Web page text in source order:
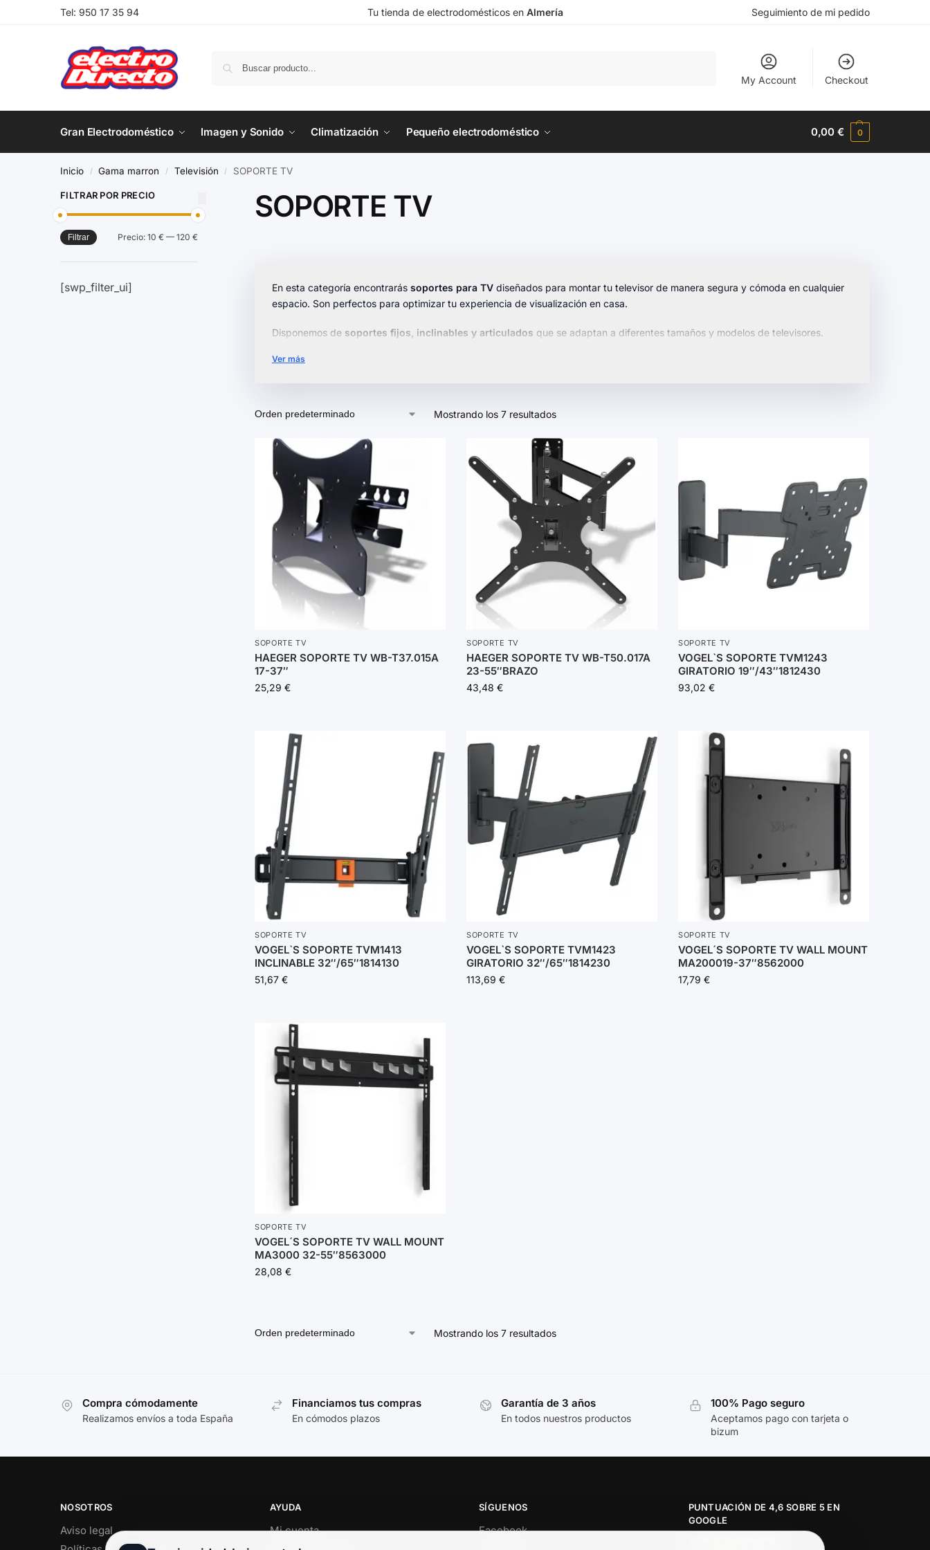
Tel: 950 17 35 94 Tu tienda de electrodomésticos en Almería Seguimiento de mi pedido
My Account Checkout
Gran Electrodoméstico Imagen y Sonido Climatización Pequeño electrodoméstico 0,00€ 0
Inicio / Gama marron / Televisión / SOPORTE TV
SOPORTE TV
En esta categoría encontrarás soportes para TVdiseñados para montar tu televisor de manera segura y cómoda en cualquier
espacio. Son perfectos para optimizar tu experiencia de visualización en casa.
Disponemos de soportes fijos, inclinables y articulados que se adaptan a diferentes tamaños y modelos de televisores.
estabilidad y estética.
con total tranquilidad.
Ver más
Mostrando los 7 resultados
SOPORTE TV
HAEGER SOPORTE TV WB-T37.015A
17-37″
25,29 €
SOPORTE TV
HAEGER SOPORTE TV WB-T50.017A
23-55″BRAZO
43,48 €
SOPORTE TV
VOGEL`S SOPORTE TVM1243
GIRATORIO 19″/43″1812430
93,02€
SOPORTE TV
VOGEL`S SOPORTE TVM1413
INCLINABLE 32″/65″1814130
51,67 €
SOPORTE TV
VOGEL`S SOPORTE TVM1423
GIRATORIO 32″/65″1814230
113,69 €
SOPORTE TV
VOGEL´S SOPORTE TV WALL MOUNT
MA200019-37″8562000
17,79€
SOPORTE TV
VOGEL´S SOPORTE TV WALL MOUNT
MA3000 32-55″8563000
28,08 €
Mostrando los 7 resultados
FILTRAR POR PRECIO
Filtrar Precio: 10 € — 120 €
[swp_filter_ui]
Compra cómodamente
Realizamos envíos a toda España
Financiamos tus compras
En cómodos plazos
Garantía de 3 años
En todos nuestros productos
100% Pago seguro
Aceptamos pago con tarjeta o
bizum
NOSOTROS
Aviso legal
AYUDA
Mi cuenta
SÍGUENOS
Facebook
PUNTUACIÓN DE 4,6 SOBRE 5 EN
GOOGLE